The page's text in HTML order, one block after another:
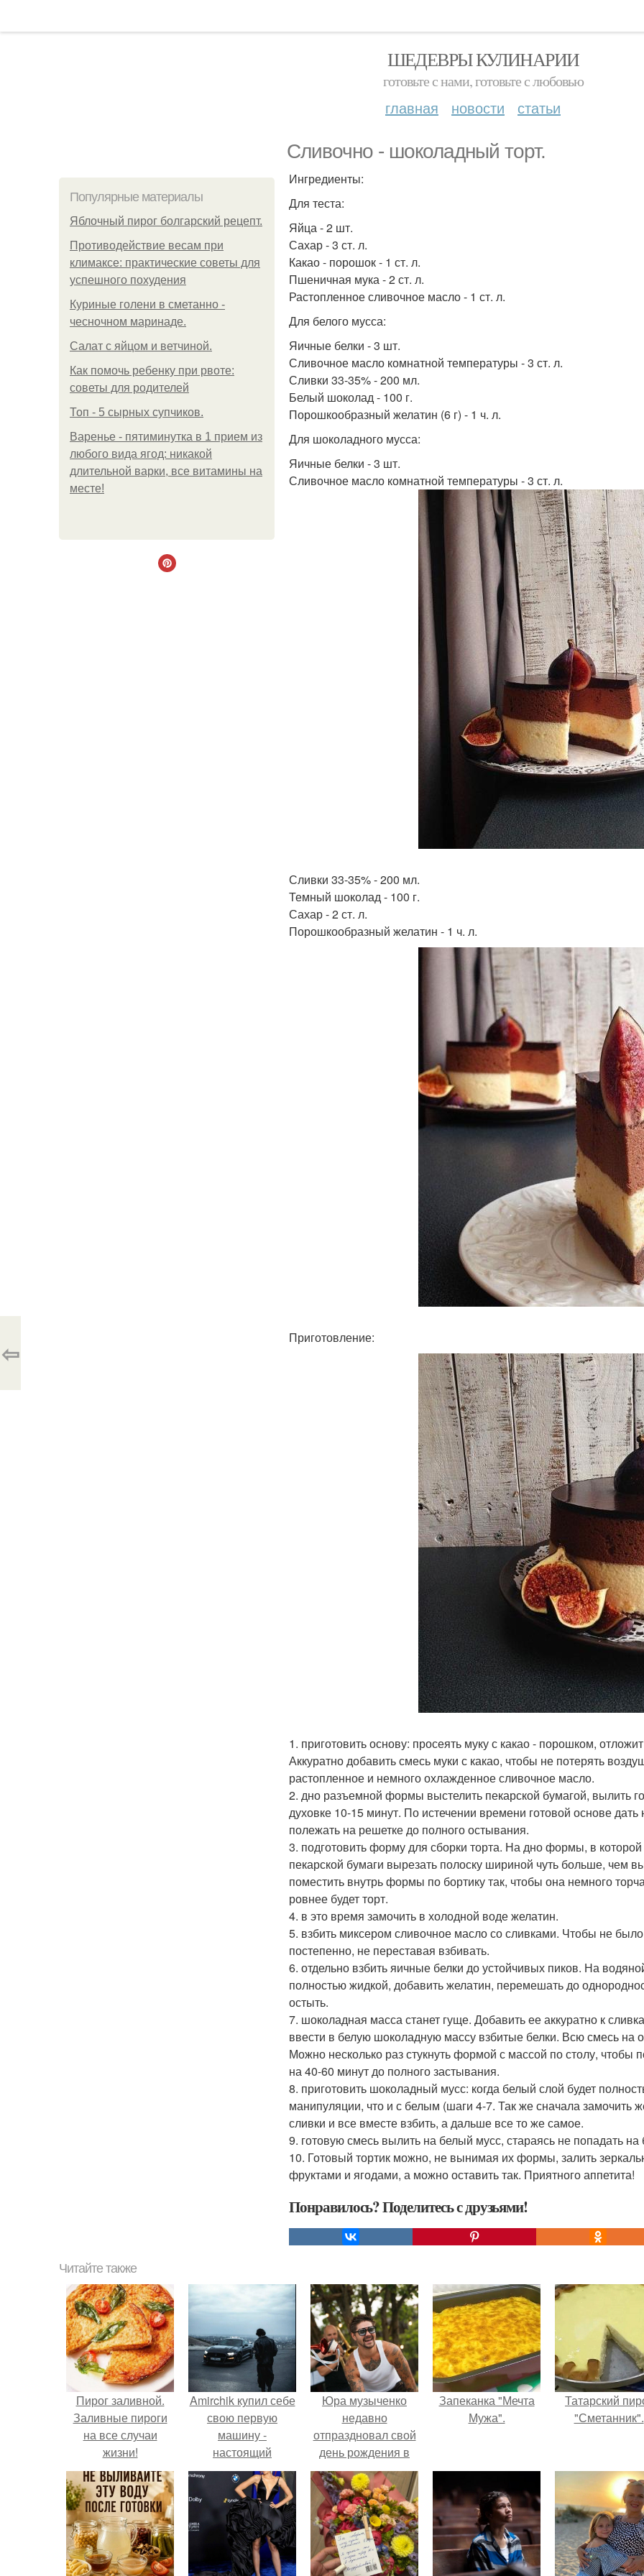
ШЕДЕВРЫ КУЛИНАРИИ
готовьте с нами, готовьте с любовью
главная новости статьи
Сливочно - шоколадный торт.
Популярные материалы
Яблочный пирог болгарский рецепт.
Противодействие весам при
климаксе: практические советы для
успешного похудения
Куриные голени в сметанно -
чесночном маринаде.
Салат с яйцом и ветчиной.
Как помочь ребенку при рвоте:
советы для родителей
Топ - 5 сырных супчиков.
Варенье - пятиминутка в 1 прием из
любого вида ягод: никакой
длительной варки, все витамины на
месте!
Ингредиенты:
Для теста:
Яйца - 2 шт.
Сахар - 3 ст. л.
Какао - порошок - 1 ст. л.
Пшеничная мука - 2 ст. л.
Растопленное сливочное масло - 1 ст. л.
Для белого мусса:
Яичные белки - 3 шт.
Сливочное масло комнатной температуры - 3 ст. л.
Сливки 33-35% - 200 мл.
Белый шоколад - 100 г.
Порошкообразный желатин (6 г) - 1 ч. л.
Для шоколадного мусса:
Яичные белки - 3 шт.
Сливочное масло комнатной температуры - 3 ст. л.
Сливки 33-35% - 200 мл.
Темный шоколад - 100 г.
Сахар - 2 ст. л.
Порошкообразный желатин - 1 ч. л.
Приготовление:
1. приготовить основу: просеять муку с какао - порошком,
Аккуратно добавить смесь муки с какао, чтобы не потерять
растопленное и немного охлажденное сливочное масло.
2. дно разъемной формы выстелить пекарской бумагой, вылить
духовке 10-15 минут. По истечении времени готовой основе
полежать на решетке до полного остывания.
3. подготовить форму для сборки торта. На дно формы, в
пекарской бумаги вырезать полоску шириной чуть больше, чем
поместить внутрь формы по бортику так, чтобы она немного
ровнее будет торт.
4. в это время замочить в холодной воде желатин.
5. взбить миксером сливочное масло со сливками. Чтобы не
постепенно, не переставая взбивать.
6. отдельно взбить яичные белки до устойчивых пиков. На
полностью жидкой, добавить желатин, перемешать до
остыть.
7. шоколадная масса станет гуще. Добавить ее аккуратно к
ввести в белую шоколадную массу взбитые белки. Всю смесь
Можно несколько раз стукнуть формой с массой по столу, чтобы
на 40-60 минут до полного застывания.
8. приготовить шоколадный мусс: когда белый слой будет
манипуляции, что и с белым (шаги 4-7. Так же сначала замочить
сливки и все вместе взбить, а дальше все то же самое.
9. готовую смесь вылить на белый мусс, стараясь не попадать
10. Готовый тортик можно, не вынимая их формы, залить
фруктами и ягодами, а можно оставить так. Приятного аппетита!
Понравилось? Поделитесь с друзьями!
⇦
Читайте также
Пирог заливной.
Заливные пироги
на все случаи
жизни!
Amirchik купил себе
свою первую
машину -
настоящий
автомобиль мечты
для многих
автолюбителей.
Юра музыченко
недавно
отпраздновал свой
день рождения в
кругу самых
близких и родных
людей.
Запеканка "Мечта
Мужа".
Татарский
"Сметанник".